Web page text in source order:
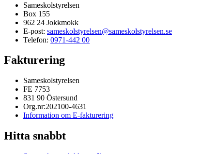
Sameskolstyrelsen
Box 155
962 24 Jokkmokk
E-post: sameskolstyrelsen@sameskolstyrelsen.se
Telefon: 0971-442 00
Fakturering
Sameskolstyrelsen
FE 7753
831 90 Östersund
Org.nr:202100-4631
Information om E-fakturering
Hitta snabbt